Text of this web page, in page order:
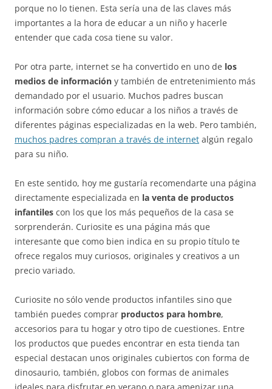
porque no lo tienen. Esta sería una de las claves más
importantes a la hora de educar a un niño y hacerle
entender que cada cosa tiene su valor.
Por otra parte, internet se ha convertido en uno de los
medios de información y también de entretenimiento más
demandado por el usuario. Muchos padres buscan
información sobre cómo educar a los niños a través de
diferentes páginas especializadas en la web. Pero también,
muchos padres compran a través de internet algún regalo
para su niño.
En este sentido, hoy me gustaría recomendarte una página
directamente especializada en la venta de productos
infantiles con los que los más pequeños de la casa se
sorprenderán. Curiosite es una página más que
interesante que como bien indica en su propio título te
ofrece regalos muy curiosos, originales y creativos a un
precio variado.
Curiosite no sólo vende productos infantiles sino que
también puedes comprar productos para hombre,
accesorios para tu hogar y otro tipo de cuestiones. Entre
los productos que puedes encontrar en esta tienda tan
especial destacan unos originales cubiertos con forma de
dinosaurio, también, globos con formas de animales